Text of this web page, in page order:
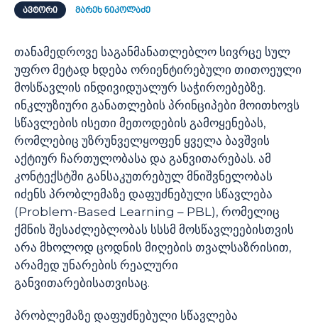
ᲐᲕᲢᲝᲠᲘ მარეხ ნიკოლაძე
თანამედროვე საგანმანათლებლო სივრცე სულ
უფრო მეტად ხდება ორიენტირებული თითოეული
მოსწავლის ინდივიდუალურ საჭიროებებზე.
ინკლუზიური განათლების პრინციპები მოითხოვს
სწავლების ისეთი მეთოდების გამოყენებას,
რომლებიც უზრუნველყოფენ ყველა ბავშვის
აქტიურ ჩართულობასა და განვითარებას. ამ
კონტექსტში განსაკუთრებულ მნიშვნელობას
იძენს პრობლემაზე დაფუძნებული სწავლება
(Problem-Based Learning – PBL), რომელიც
ქმნის შესაძლებლობას სსსმ მოსწავლეებისთვის
არა მხოლოდ ცოდნის მიღების თვალსაზრისით,
არამედ უნარების რეალური
განვითარებისათვისაც.
პრობლემაზე დაფუძნებული სწავლება